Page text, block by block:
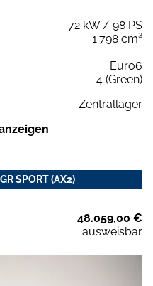
72 kW / 98 PS
1.798 cm³
Euro6
4 (Green)
Zentrallager
SPORT (AX2)
48.059,00 €
ausweisbar